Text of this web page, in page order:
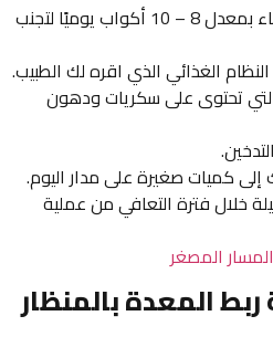
عليك شرب الكثير من الماء بمعدل 8 – 10 أكواب يوميًا لتجنب
الغذائي الذي اقره لك الطبيب.
تحتوى على سكريات ودهون
كميات صغيرة على مدار اليوم.
خلال فترة التعافي من عملية
المصغر
المعدة بالمنظار